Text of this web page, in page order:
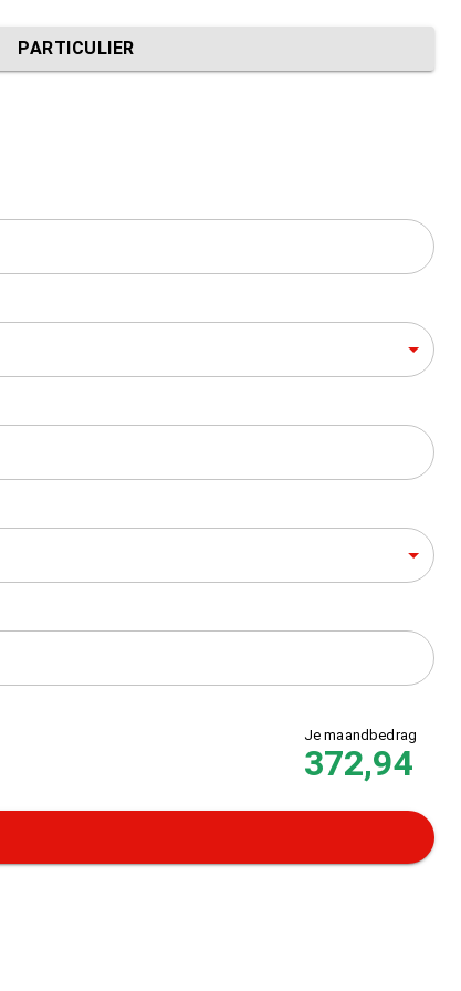
PARTICULIER
Je maandbedrag
372,94